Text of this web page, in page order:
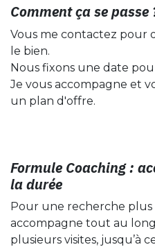
Comment ça se passe
Vous me contactez pour
le bien.
Nous fixons une date
Je vous accompagne et
un plan d'offre.
Formule Coaching :
la durée
Pour une recherche plus
accompagne tout au
plusieurs visites, jusqu’à